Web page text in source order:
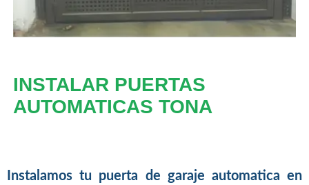
INSTALAR PUERTAS
AUTOMATICAS TONA
Instalamos tu puerta de garaje automatica en